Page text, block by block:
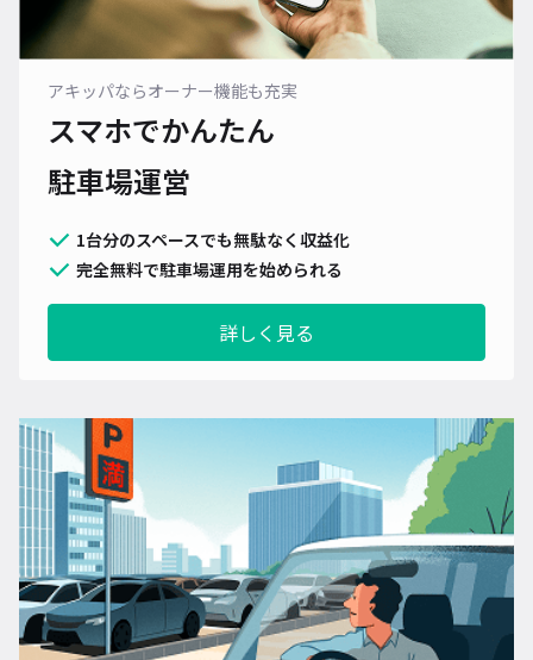
アキッパならオーナー機能も充実
スマホでかんたん
駐車場運営
1台分のスペースでも無駄なく収益化
完全無料で駐車場運用を始められる
詳しく見る